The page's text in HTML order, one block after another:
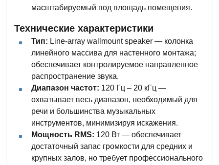
масштабируемый под площадь помещения.
Технические характеристики
Тип: Line-array wallmount speaker — колонка
линейного массива для настенного монтажа;
обеспечивает контролируемое направленное
распространение звука.
Диапазон частот: 120 Гц – 20 кГц —
охватывает весь диапазон, необходимый для
речи и большинства музыкальных
инструментов, минимизируя искажения.
Мощность RMS: 120 Вт — обеспечивает
достаточный запас громкости для средних и
крупных залов, но требует профессионального